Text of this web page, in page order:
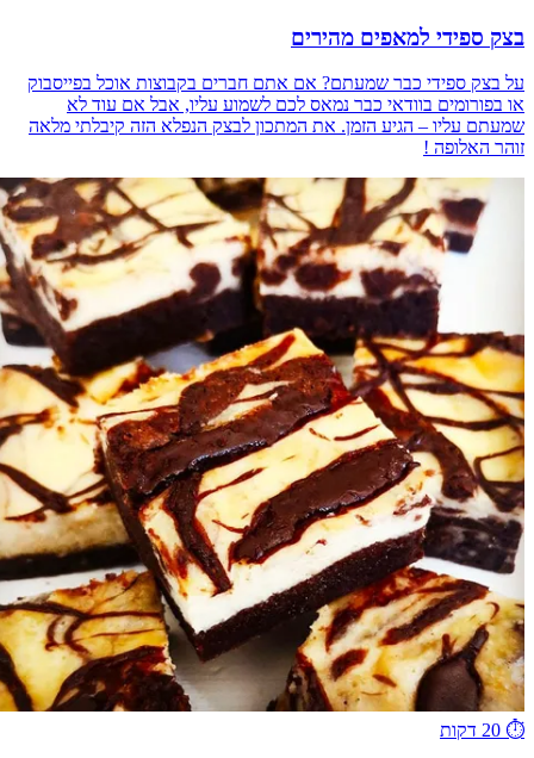
בצק ספידי למאפים מהירים
על בצק ספידי כבר שמעתם? אם אתם חברים בקבוצות אוכל בפייסבוק
או בפורומים בוודאי כבר נמאס לכם לשמוע עליו, אבל אם עוד לא
שמעתם עליו – הגיע הזמן. את המתכון לבצק הנפלא הזה קיבלתי מלאה
זוהר האלופה !
⏱️ 20 דקות